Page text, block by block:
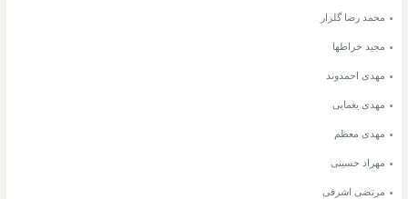
محمد رضا گلزار
مجید خراطها
مهدی احمدوند
مهدی یغمایی
مهدی معظم
مهراد حسینی
مرتضی اشرفی